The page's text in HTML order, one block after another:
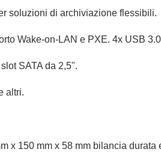
soluzioni di archiviazione flessibili.
Wake-on-LAN e PXE. 4x USB
SATA da 2,5".
altri.
x 150 mm x 58 mm bilancia durata